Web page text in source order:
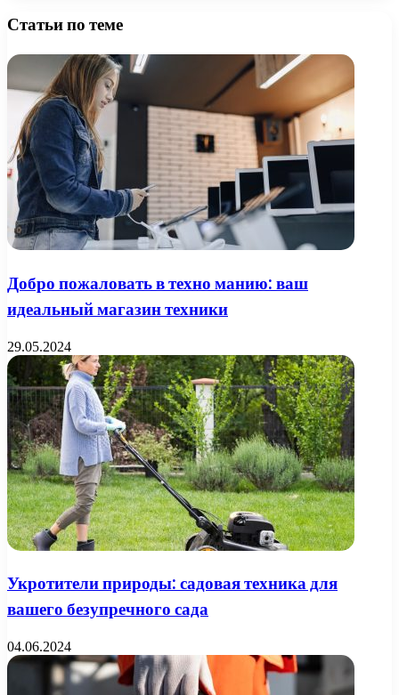
Статьи по теме
Добро пожаловать в техно манию: ваш
идеальный магазин техники
29.05.2024
Укротители природы: садовая техника для
вашего безупречного сада
04.06.2024